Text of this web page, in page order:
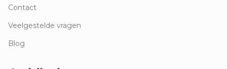
Contact
Veelgestelde vragen
Blog